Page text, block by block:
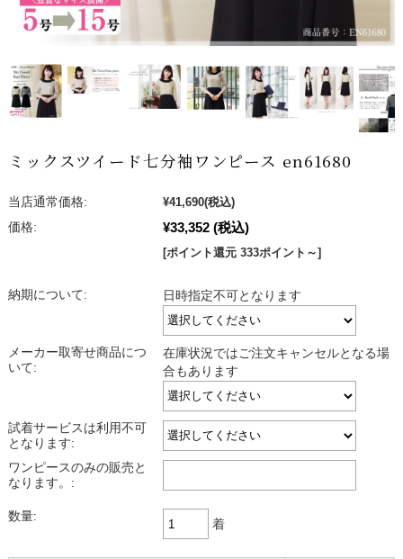
ミックスツイード七分袖ワンピース en61680
当店通常価格: ¥41,690(税込)
価格:
¥33,352 (税込)
[ポイント還元 333ポイント～]
納期について: 日時指定不可となります
メーカー取寄せ商品につ
いて:
在庫状況ではご注文キャンセルとなる場
合もあります
試着サービスは利用不可
となります:
ワンピースのみの販売と
なります。:
数量:
着